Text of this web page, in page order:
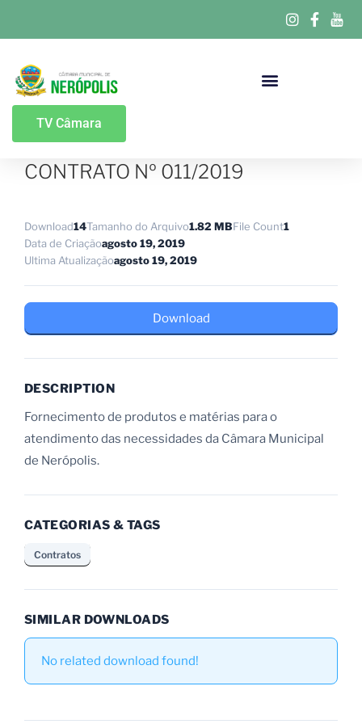
TV Câmara
CONTRATO Nº 011/2019
Download14Tamanho do Arquivo1.82 MBFile Count1
Data de Criaçãoagosto 19, 2019
Ultima Atualizaçãoagosto 19, 2019
Download
DESCRIPTION
Fornecimento de produtos e matérias para o
atendimento das necessidades da Câmara Municipal
de Nerópolis.
CATEGORIAS & TAGS
Contratos
SIMILAR DOWNLOADS
No related download found!